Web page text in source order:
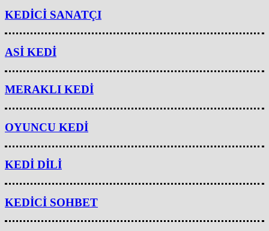
KEDİCİ SANATÇI
ASİ KEDİ
MERAKLI KEDİ
OYUNCU KEDİ
KEDİ DİLİ
KEDİCİ SOHBET